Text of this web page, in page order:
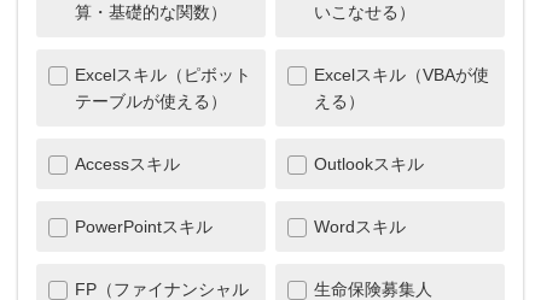
算・基礎的な関数）
いこなせる）
Excelスキル（ピボット
テーブルが使える）
Excelスキル（VBAが使
える）
Accessスキル Outlookスキル
PowerPointスキル Wordスキル
FP（ファイナンシャル
生命保険募集人